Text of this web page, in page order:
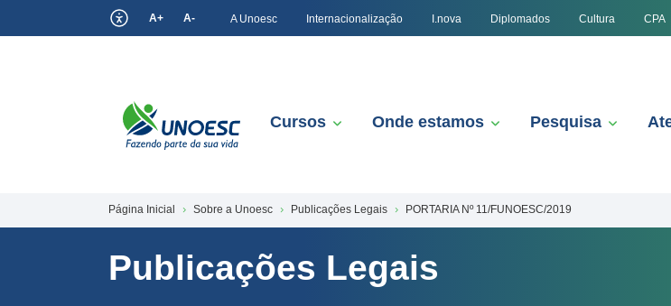
A+ A- A Unoesc Internacionalização I.nova Diplomados Cultura CPA
Cursos Onde estamos Pesquisa
Página Inicial Sobre a Unoesc Publicações Legais PORTARIA Nº 11/FUNOESC/2019
Publicações Legais